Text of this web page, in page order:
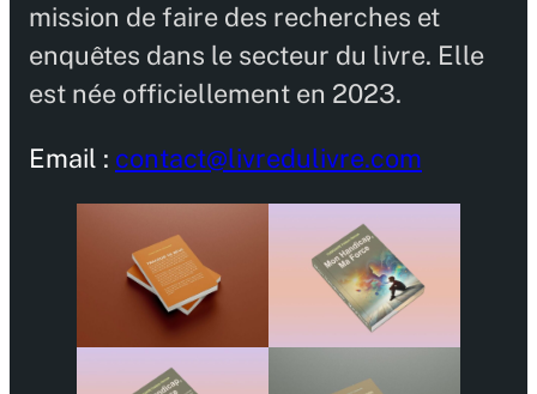
mission de faire des recherches et
enquêtes dans le secteur du livre. Elle
est née officiellement en 2023.
Email : contact@livredulivre.com